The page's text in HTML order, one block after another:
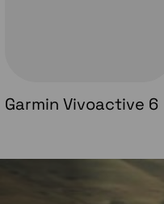
Garmin Vivoactive 6